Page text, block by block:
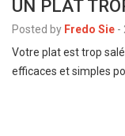
UN PLAT
Posted by Fredo Sie -
Votre plat est trop
efficaces et simples